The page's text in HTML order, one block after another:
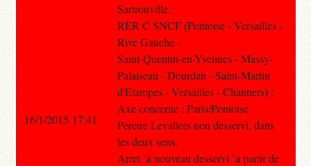
Sartrouville.
RER C SNCF (Pontoise - Versailles -
Rive Gauche -
Saint-Quentin-en-Yvelines - Massy-
Palaiseau - Dourdan - Saint-Martin
d'Etampes - Versailles - Chantiers) :
Axe concerne : Paris/Pontoise
Pereire Levallois non desservi, dans
les deux sens.
Arret `a nouveau desservi `a partir de
16/1/2015 17:41